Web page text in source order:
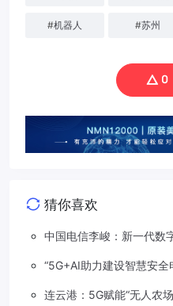
#机器人 #苏州
0
猜你喜欢
中国电信李峻：新一代数
“5G+AI助力建设智慧安
连云港：5G赋能“无人农